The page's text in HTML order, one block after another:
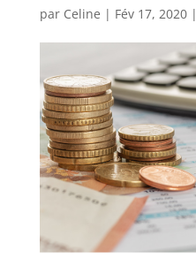
par Celine | Fév 17, 2020|